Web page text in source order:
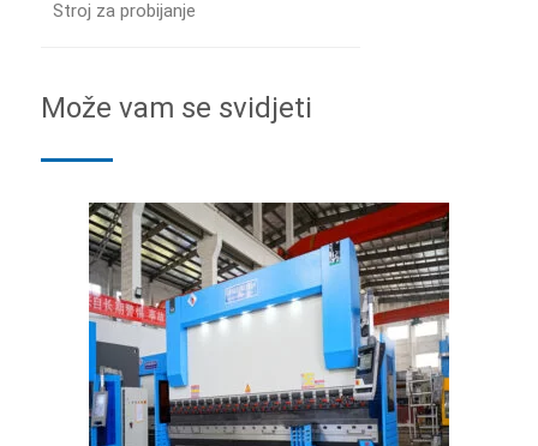
Stroj za probijanje
Može vam se svidjeti